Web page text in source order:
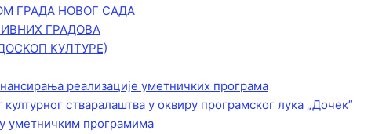
ГРАДА НОВОГ САДА
ГРАДОВА
КУЛТУРЕ)
реализације уметничких програма
стваралаштва у оквиру програмског лука „Дочек”
уметничким програмима